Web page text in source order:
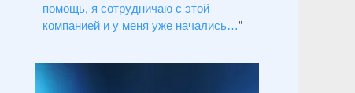
помощь, я сотрудничаю с этой
компанией и у меня уже начались…”